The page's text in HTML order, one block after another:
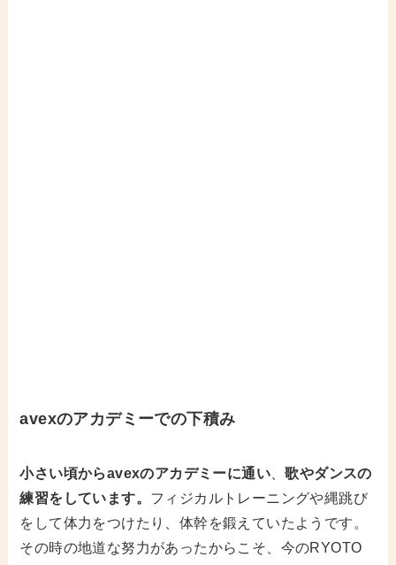
avexのアカデミーでの下積み
小さい頃からavexのアカデミーに通い 、歌やダンスの
練習をしています。 フィジカルトレーニングや縄跳び
をして体力をつけたり、体幹を鍛えていたようです。
その時の地道な努力があったからこそ、今のRYOTO